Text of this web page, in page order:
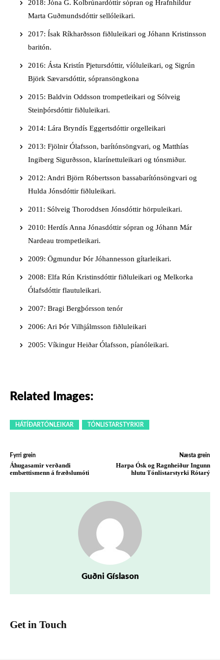
2018: Jóna G. Kolbrúnardóttir sópran og Hrafnhildur
Marta Guðmundsdóttir sellóleikari.
2017: Ísak Ríkharðsson fiðluleikari og Jóhann Kristinsson
baritón.
2016: Ásta Kristín Pjetursdóttir, víóluleikari, og Sigrún
Björk Sævarsdóttir, sópransöngkona
2015: Baldvin Oddsson trompetleikari og Sólveig
Steinþórsdóttir fiðluleikari.
2014: Lára Bryndís Eggertsdóttir orgelleikari
2013: Fjölnir Ólafsson, barítónsöngvari, og Matthías
Ingiberg Sigurðsson, klarínettuleikari og tónsmiður.
2012: Andri Björn Róbertsson bassabarítónsöngvari og
Hulda Jónsdóttir fiðluleikari.
2011: Sólveig Thoroddsen Jónsdóttir hörpuleikari.
2010: Herdís Anna Jónasdóttir sópran og Jóhann Már
Nardeau trompetleikari.
2009: Ögmundur Þór Jóhannesson gítarleikari.
2008: Elfa Rún Kristinsdóttir fiðluleikari og Melkorka
Ólafsdóttir flautuleikari.
2007: Bragi Bergþórsson tenór
2006: Ari Þór Vilhjálmsson fiðluleikari
2005: Víkingur Heiðar Ólafsson, píanóleikari.
Related Images:
HÁTÍÐARTÓNLEIKAR TÓNLISTARSTYRKIR
Fyrri grein
Áhugasamir verðandi
embættismenn á fræðslumóti
Næsta grein
Harpa Ósk og Ragnheiður Ingunn
hlutu Tónlistarstyrki Rótarý
Guðni Gíslason
Get in Touch